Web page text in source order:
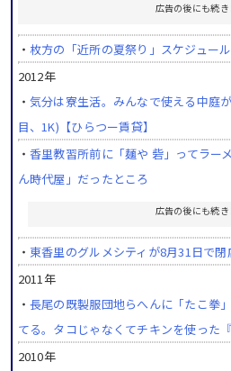
広告の後にも続き
・ 枚方の「近所の夏祭り」スケジュー
2012年
・ 気分は寮生活。みんなで使える中庭
目、1K)【ひらつー賃貸】
・ 香里教習所前に「麺や 砦」ってラー
ん時代屋」だったところ
広告の後にも続き
・ 東香里のグルメシティが8月31日で閉
2011年
・ 長尾の既製服団地らへんに「たこ拳
てる。タコじゃなくてチキンを使った
2010年